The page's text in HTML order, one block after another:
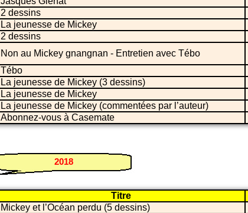
2 dessins
La jeunesse de Mickey
2 dessins
Non au Mickey gnangnan - Entretien avec Tébo
Tébo
La jeunesse de Mickey (3 dessins)
La jeunesse de Mickey
La jeunesse de Mickey (commentées par l’auteur)
Abonnez-vous à Casemate
2018
Titre
Mickey et l’Océan perdu (5 dessins)